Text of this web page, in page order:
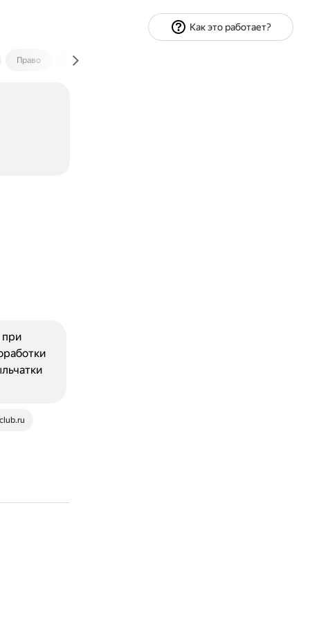
Право Экономика и финансы
при
Как это работает?